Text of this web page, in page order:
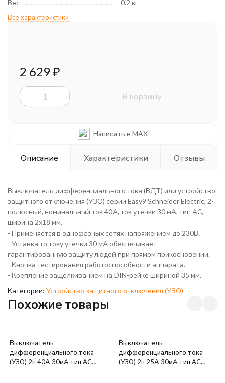
Вес
0.2 кг
Все характеристики
2 629₽
В корзину
Написать в MAX
Описание Характеристики Отзывы
Выключатель дифференциального тока (ВДТ) или устройство
защитного отключения (УЗО) серии Easy9 Schneider Electric, 2-
полюсный, номинальный ток 40А, ток утечки 30 мА, тип АС,
ширина 2х18 мм.
- Применяется в однофазных сетях напряжением до 230В.
- Уставка то току утечки 30 мА обеспечивает
гарантированную защиту людей при прямом прикосновении.
- Кнопка тестирования работоспособности аппарата.
- Крепление защёлкиванием на DIN-рейке шириной 35 мм.
Категории: Устройство защитного отключения (УЗО)
Похожие товары
Выключатель
дифференциального тока
(УЗО) 2п 40А 30мА тип AC
Выключатель
дифференциального тока
(УЗО) 2п 25А 30мА тип AC